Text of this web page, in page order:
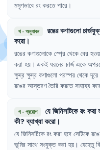
মসৃণভাবে রং করতে পারে ।
খ· অনুধাবন রঙেরকণাগুলো
করো।
রঙের কণাগুলোকে স্প্রে থেকে বের
করা হয় । একই ধরনের চার্জ একে
ক্ষুদ্র ক্ষুদ্র কণাগুলো পরস্পর থেকে দূরে
রঙের আস্তরণ তৈরি করতে সাহায্য
গ· প্রয়োগ যেজিনিসটিকেরংকরা
কী?ব্যাখ্যাকরো।
যে জিনিসটিকে রং করা হবে সেটিকে
ভূমির সাথে সংযুক্ত করা হয় । যেহেতু